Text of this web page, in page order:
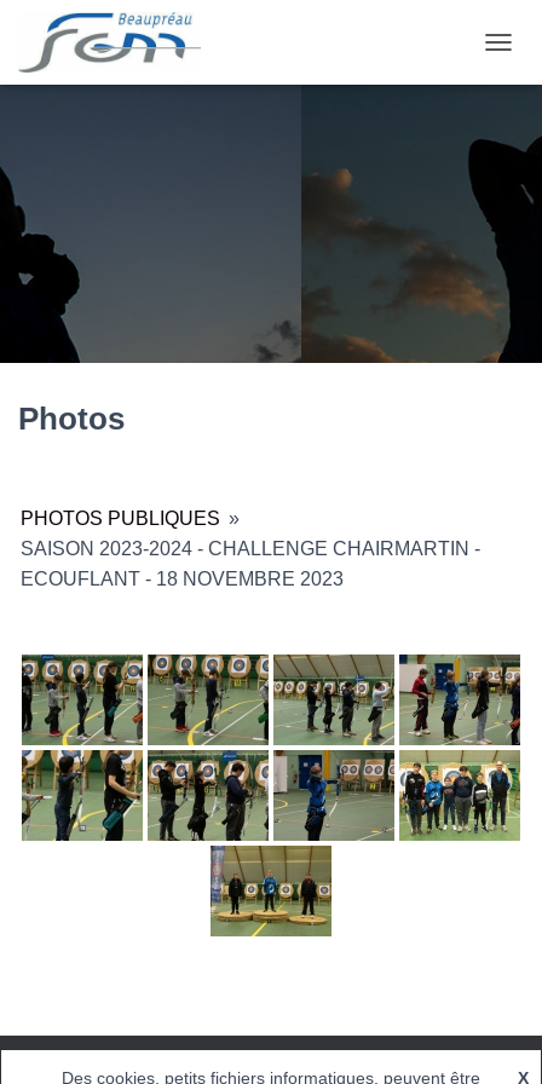
Photos
PHOTOS PUBLIQUES »
SAISON 2023-2024 - CHALLENGE CHAIRMARTIN -
ECOUFLANT - 18 NOVEMBRE 2023
Des cookies, petits fichiers informatiques, peuvent être X